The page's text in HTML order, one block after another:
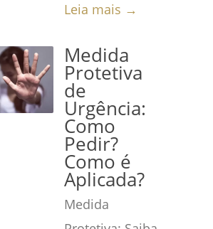
Leia mais →
Medida
Protetiva
de
Urgência:
Como
Pedir?
Como é
Aplicada?
Medida